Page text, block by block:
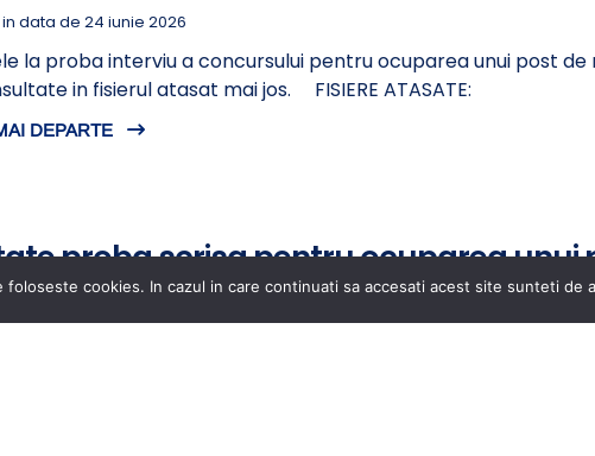
data de 24 iunie 2026
la proba interviu a concursului pentru ocuparea unui post
in fisierul atasat mai jos. FISIERE ATASATE:
DEPARTE
proba scrisa pentru ocuparea unui
debutant – 0,5 norma
foloseste cookies. In cazul in care continuati sa accesati acest site sunteti de